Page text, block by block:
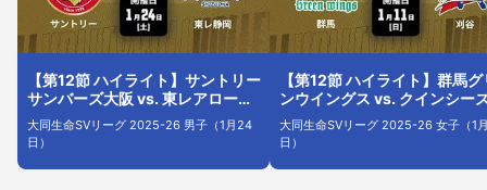
【第12節 ハイライト】サントリー
サンバーズ大阪 vs. 東レアローズ
静岡
大同生命SVリーグ 2025-26 男子（1月24
日）
【第12節 ハイライト】群馬グ
ンウイングス vs. クインシー
谷
大同生命SVリーグ 2025-26 女子（1
日）